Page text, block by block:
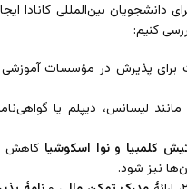
بین‌المللی کانادا
کنیم:
مانند لیسانس، دیپلم یا
کلمبیا و نوا اسکوشیا کاهش
نیز شود.